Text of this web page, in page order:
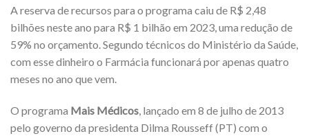
A reserva de recursos para o programa caiu de R$ 2,48
bilhões neste ano para R$ 1 bilhão em 2023, uma redução de
59% no orçamento. Segundo técnicos do Ministério da Saúde,
com esse dinheiro o Farmácia funcionará por apenas quatro
meses no ano que vem.
O programa Mais Médicos, lançado em 8 de julho de 2013
pelo governo da presidenta Dilma Rousseff (PT) com o